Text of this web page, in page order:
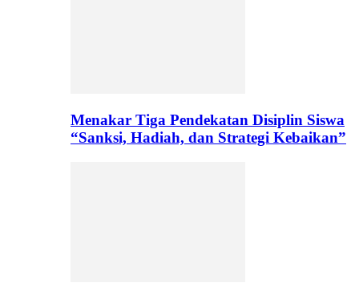
Menakar Tiga Pendekatan Disiplin Siswa
“Sanksi, Hadiah, dan Strategi Kebaikan”